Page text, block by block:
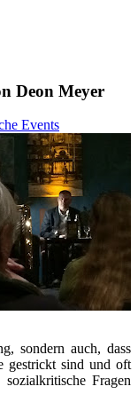
Deon Meyer
Events
sondern auch, dass
gestrickt sind und oft
Fragen